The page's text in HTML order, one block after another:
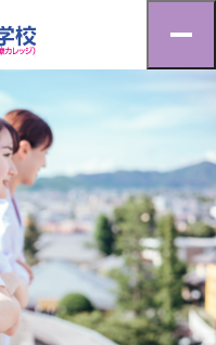
月生、6月10日9時より募集開始！